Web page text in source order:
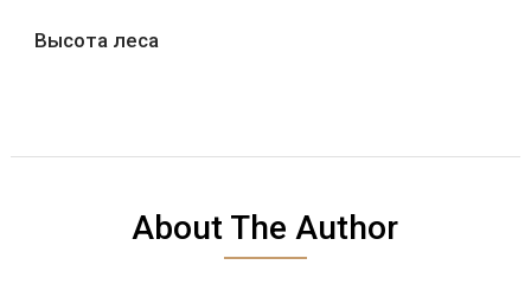
Высота леса
About The Author